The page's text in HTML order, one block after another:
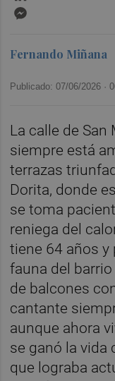
Fernando Miñana
Publicado: 07/06/2026 ·
La calle de San
siempre está
terrazas
Dorita, donde
se toma
reniega del
tiene 64 años y
fauna del
de balcones
cantante
aunque ahora
se ganó la vida
que lograba